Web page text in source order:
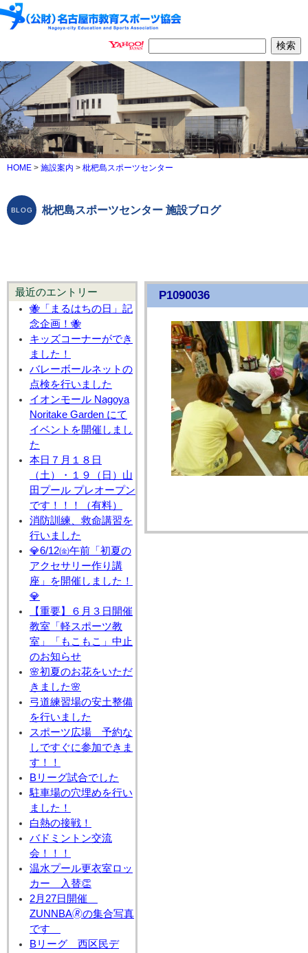
HOME > 施設案内 > 枇杷島スポーツセンター
枇杷島スポーツセンター 施設ブログ
最近のエントリー
🐝「まるはちの日」記
念企画！🐝
キッズコーナーができ
ました！
バレーボールネットの
点検を行いました
イオンモール Nagoya
Noritake Garden にて
イベントを開催しまし
た
本日７月１８日
（土）・１９（日）山
田プール プレオープン
です！！！（有料）
消防訓練、救命講習を
行いました
💎6/12㈮午前「初夏の
アクセサリー作り講
座」を開催しました！
💎
【重要】６月３日開催
教室「軽スポーツ教
室」「もこもこ」中止
のお知らせ
🌸初夏のお花をいただ
きました🌸
弓道練習場の安土整備
を行いました
スポーツ広場 予約な
しですぐに参加できま
す！！
Bリーグ試合でした
駐車場の穴埋めを行い
ました！
白熱の接戦！
バドミントン交流
会！！！
温水プール更衣室ロッ
カー 入替👏
2月27日開催
ZUNNBA🄬の集合写真
です
Bリーグ 西区民デ
P1090036